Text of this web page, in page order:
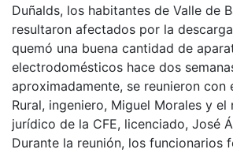
Duñalds, los habitantes de Valle de
resultaron afectados por la
quemó una buena cantidad de
electrodomésticos hace dos
aproximadamente, se reunieron con
Rural, ingeniero, Miguel Morales y el
jurídico de la CFE, licenciado, José
Durante la reunión, los funcionarios